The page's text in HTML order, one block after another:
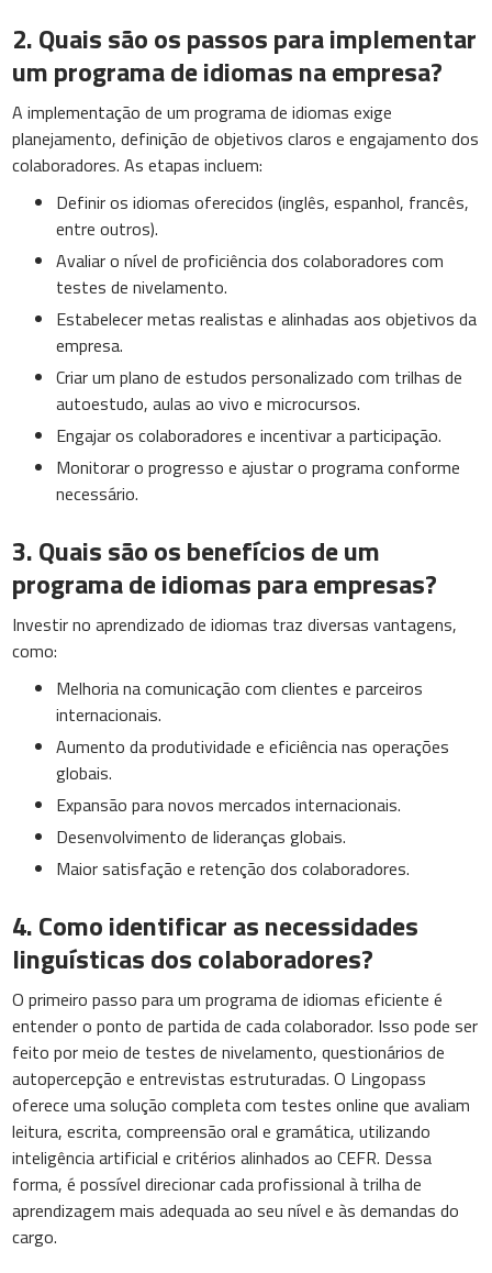
2. Quais são os passos para implementar
um programa de idiomas na empresa?
A implementação de um programa de idiomas exige
planejamento, definição de objetivos claros e engajamento dos
colaboradores. As etapas incluem:
Definir os idiomas oferecidos (inglês, espanhol, francês,
entre outros).
Avaliar o nível de proficiência dos colaboradores com
testes de nivelamento.
Estabelecer metas realistas e alinhadas aos objetivos da
empresa.
Criar um plano de estudos personalizado com trilhas de
autoestudo, aulas ao vivo e microcursos.
Engajar os colaboradores e incentivar a participação.
Monitorar o progresso e ajustar o programa conforme
necessário.
3. Quais são os benefícios de um
programa de idiomas para empresas?
Investir no aprendizado de idiomas traz diversas vantagens,
como:
Melhoria na comunicação com clientes e parceiros
internacionais.
Aumento da produtividade e eficiência nas operações
globais.
Expansão para novos mercados internacionais.
Desenvolvimento de lideranças globais.
Maior satisfação e retenção dos colaboradores.
4. Como identificar as necessidades
linguísticas dos colaboradores?
O primeiro passo para um programa de idiomas eficiente é
entender o ponto de partida de cada colaborador. Isso pode ser
feito por meio de testes de nivelamento, questionários de
autopercepção e entrevistas estruturadas. O Lingopass
oferece uma solução completa com testes online que avaliam
leitura, escrita, compreensão oral e gramática, utilizando
inteligência artificial e critérios alinhados ao CEFR. Dessa
forma, é possível direcionar cada profissional à trilha de
aprendizagem mais adequada ao seu nível e às demandas do
cargo.